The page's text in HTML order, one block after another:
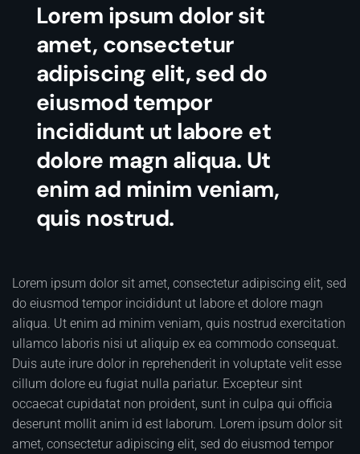
Lorem ipsum dolor sit
amet, consectetur
adipiscing elit, sed do
eiusmod tempor
incididunt ut labore et
dolore magn aliqua. Ut
enim ad minim veniam,
quis nostrud.
Lorem ipsum dolor sit amet, consectetur adipiscing elit, sed
do eiusmod tempor incididunt ut labore et dolore magn
aliqua. Ut enim ad minim veniam, quis nostrud exercitation
ullamco laboris nisi ut aliquip ex ea commodo consequat.
Duis aute irure dolor in reprehenderit in voluptate velit esse
cillum dolore eu fugiat nulla pariatur. Excepteur sint
occaecat cupidatat non proident, sunt in culpa qui officia
deserunt mollit anim id est laborum. Lorem ipsum dolor sit
amet, consectetur adipiscing elit, sed do eiusmod tempor